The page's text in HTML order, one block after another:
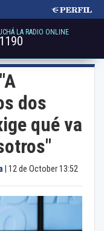
LA RADIO ONLINE
dos
qué va
12 de October 13:52